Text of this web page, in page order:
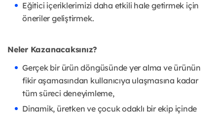
Eğitici içeriklerimizi daha etkili hale getirmek için
öneriler geliştirmek.
Neler Kazanacaksınız?
Gerçek bir ürün döngüsünde yer alma ve ürünün
fikir aşamasından kullanıcıya ulaşmasına kadar
tüm süreci deneyimleme,
Dinamik, üretken ve çocuk odaklı bir ekip içinde